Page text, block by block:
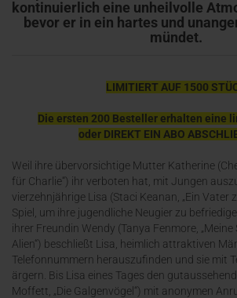
kontinuierlich eine unheilvolle
bevor er in ein hartes und
mündet.
LIMITIERT AUF 1500
Die ersten 200 Besteller erhalten eine
oder DIREKT EIN ABO
Weil ihre übervorsichtige Mutter Katherine
für Charlie“) ihr verboten hat, mit Jungen
vierzehnjährige Lisa (Staci Keanan, „Ein Vater
Spiel, um ihre jugendliche Neugier zu
ihrer Freundin Wendy (Tanya Fenmore,
Alien“) beschließt Lisa, heimlich attraktiven
Telefonnummern herauszufinden und sie mit
ärgern. Bis Lisa eines Tages den
Moffett, „Die Galgenvögel“) mit anonymen